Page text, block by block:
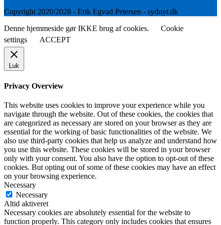
Copyright 2020/2028 - Erik Egvad Petersen - sydnyt.dk
Denne hjemmeside gør IKKE brug af cookies.
Cookie
settings
ACCEPT
Luk
Privacy Overview
This website uses cookies to improve your experience while you
navigate through the website. Out of these cookies, the cookies that
are categorized as necessary are stored on your browser as they are
essential for the working of basic functionalities of the website. We
also use third-party cookies that help us analyze and understand how
you use this website. These cookies will be stored in your browser
only with your consent. You also have the option to opt-out of these
cookies. But opting out of some of these cookies may have an effect
on your browsing experience.
Necessary
Necessary
Altid aktiveret
Necessary cookies are absolutely essential for the website to
function properly. This category only includes cookies that ensures